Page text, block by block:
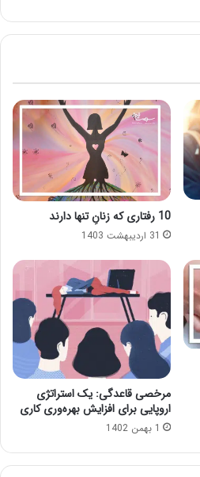
10 رفتاری که زنانِ تنها دارند
31 اردیبهشت 1403
مرخصی قاعدگی: یک استراتژی
اروپایی برای افزایش بهره‌وری کاری
1 بهمن 1402